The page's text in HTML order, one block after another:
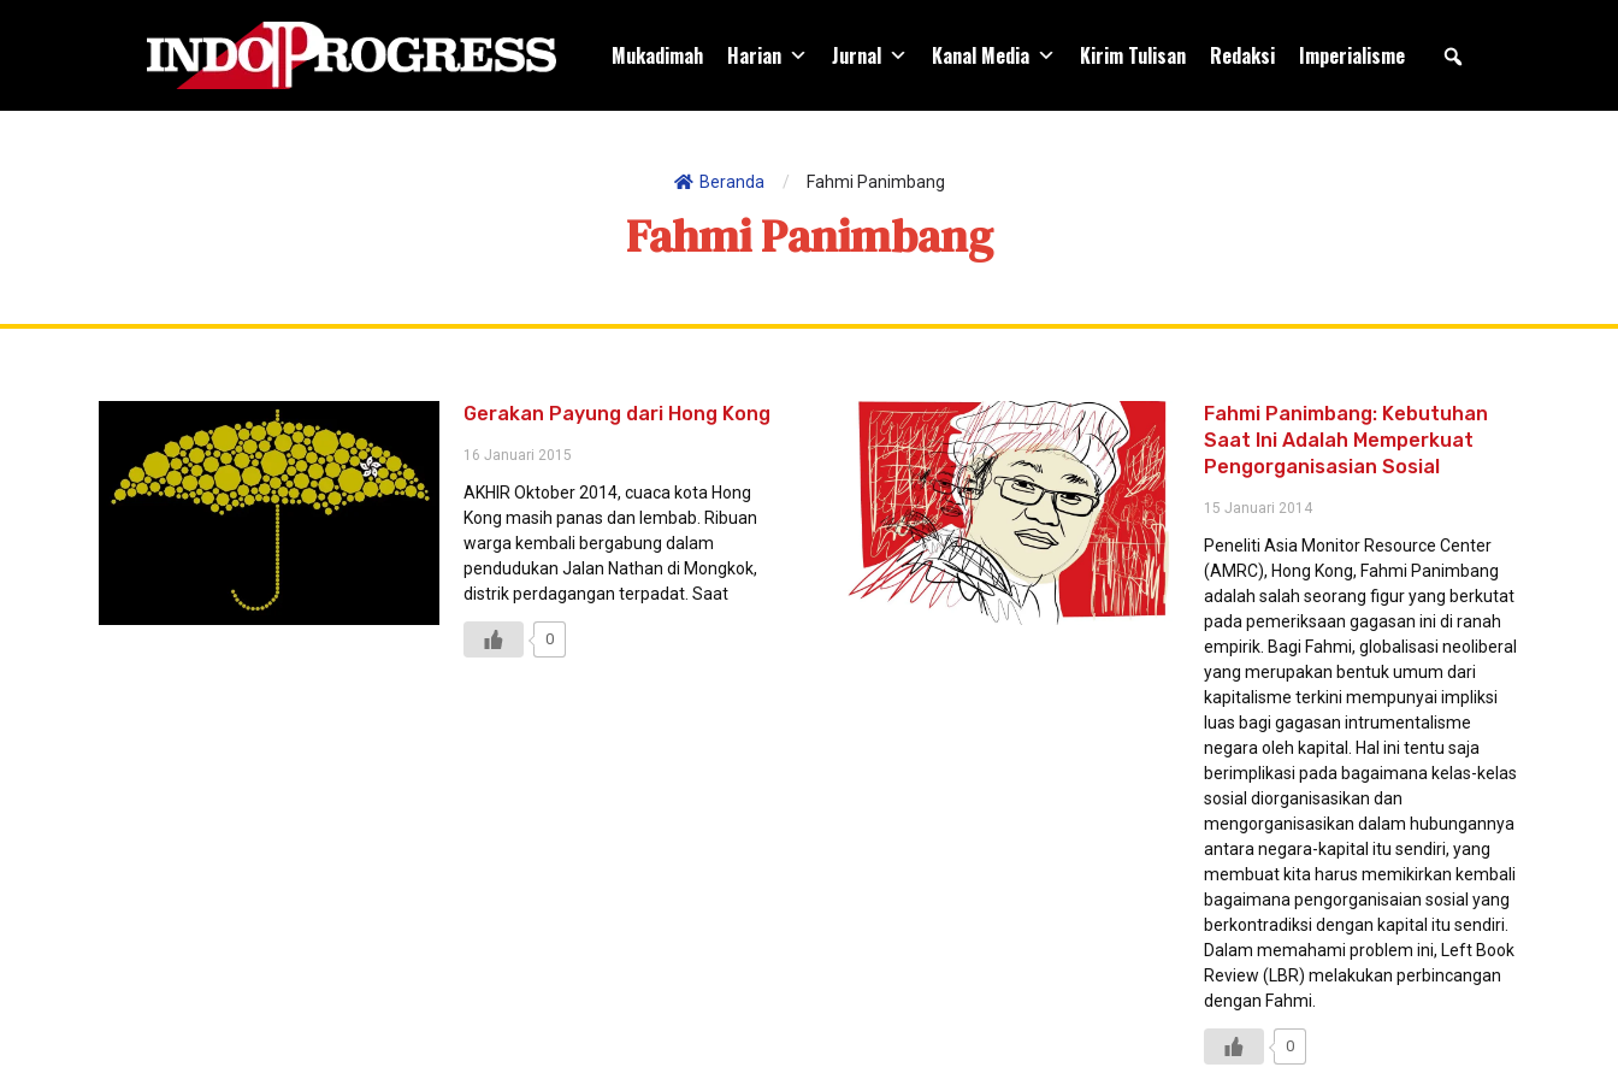
Mukadimah Harian Jurnal Kanal Media Kirim Tulisan Redaksi Imperialisme
Beranda / Fahmi Panimbang
Fahmi Panimbang
Gerakan Payung dari Hong Kong
16 Januari 2015
AKHIR Oktober 2014, cuaca kota Hong
Kong masih panas dan lembab. Ribuan
warga kembali bergabung dalam
pendudukan Jalan Nathan di Mongkok,
distrik perdagangan terpadat. Saat
0
Fahmi Panimbang: Kebutuhan
Saat Ini Adalah Memperkuat
Pengorganisasian Sosial
15 Januari 2014
Peneliti Asia Monitor Resource Center
(AMRC), Hong Kong, Fahmi Panimbang
adalah salah seorang figur yang berkutat
pada pemeriksaan gagasan ini di ranah
empirik. Bagi Fahmi, globalisasi neoliberal
yang merupakan bentuk umum dari
kapitalisme terkini mempunyai impliksi
luas bagi gagasan intrumentalisme
negara oleh kapital. Hal ini tentu saja
berimplikasi pada bagaimana kelas-kelas
sosial diorganisasikan dan
mengorganisasikan dalam hubungannya
antara negara-kapital itu sendiri, yang
membuat kita harus memikirkan kembali
bagaimana pengorganisaian sosial yang
berkontradiksi dengan kapital itu sendiri.
Dalam memahami problem ini, Left Book
Review (LBR) melakukan perbincangan
dengan Fahmi.
0